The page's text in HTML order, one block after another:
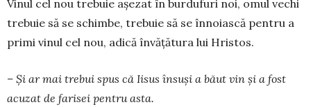
Vinul cel nou trebuie așezat în burdufuri noi, omul vechi
trebuie să se schimbe, trebuie să se înnoiască pentru a
primi vinul cel nou, adică învățătura lui Hristos.
– Și ar mai trebui spus că Iisus însuși a băut vin și a fost
acuzat de farisei pentru asta.